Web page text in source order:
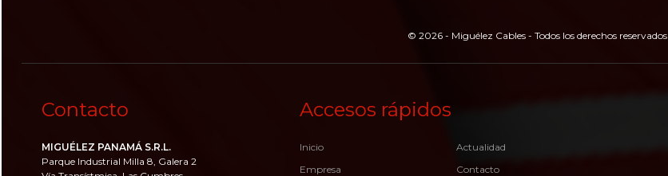
© 2026 - Miguélez Cables - Todos los derechos reservados
Contacto
MIGUÉLEZ PANAMÁ S.R.L.
Parque Industrial Milla 8, Galera 2
Accesos rápidos
Inicio
Empresa
Actualidad
Contacto